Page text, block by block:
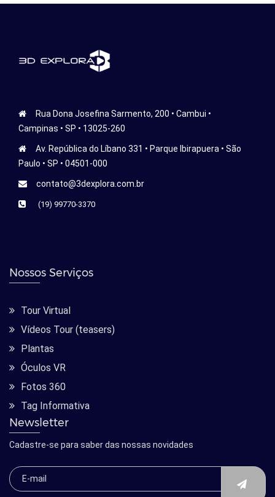
Rua Dona Josefina Sarmento, 200 • Cambui •
Campinas • SP • 13025-260
Av. República do Líbano 331 • Parque Ibirapuera • São
Paulo • SP • 04501-000
contato@3dexplora.com.br
(19) 99770-3370
Nossos Serviços
Tour Virtual
Vídeos Tour (teasers)
Plantas
Óculos VR
Fotos 360
Tag Informativa
Newsletter
Cadastre-se para saber das nossas novidades